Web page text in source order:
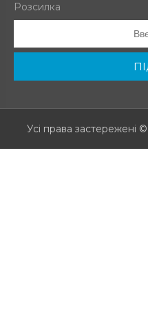
Розсилка
Усі права застережені ©